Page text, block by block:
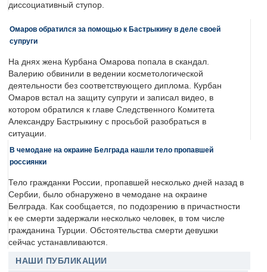
диссоциативный ступор.
Омаров обратился за помощью к Бастрыкину в деле своей
супруги
На днях жена Курбана Омарова попала в скандал.
Валерию обвинили в ведении косметологической
деятельности без соответствующего диплома. Курбан
Омаров встал на защиту супруги и записал видео, в
котором обратился к главе Следственного Комитета
Александру Бастрыкину с просьбой разобраться в
ситуации.
В чемодане на окраине Белграда нашли тело пропавшей
россиянки
Тело гражданки России, пропавшей несколько дней назад в
Сербии, было обнаружено в чемодане на окраине
Белграда. Как сообщается, по подозрению в причастности
к ее смерти задержали несколько человек, в том числе
гражданина Турции. Обстоятельства смерти девушки
сейчас устанавливаются.
НАШИ ПУБЛИКАЦИИ